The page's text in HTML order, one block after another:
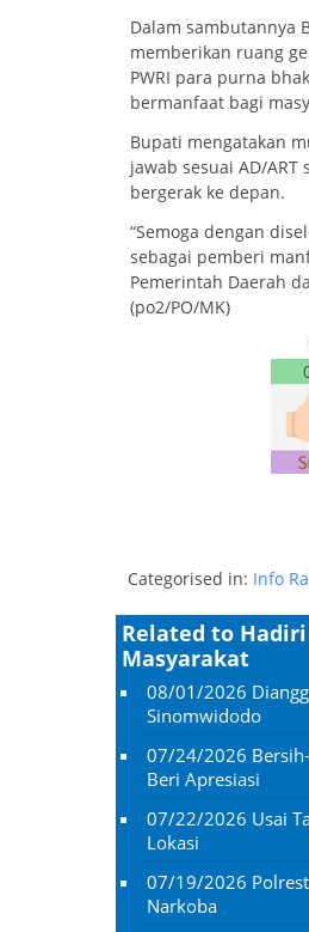
Dalam sambutannya
memberikan ruang
PWRI para purna
bermanfaat bagi
Bupati mengatakan
jawab sesuai AD/
bergerak ke depan.
“Semoga dengan
sebagai pemberi
Pemerintah Daerah
(po2/PO/MK)
Categorised in: Info
Related to
Masyarakat
08/01/2026
Sinomwidodo
07/24/2026
Beri Apresiasi
07/22/2026 Usai
Lokasi
07/19/2026
Narkoba